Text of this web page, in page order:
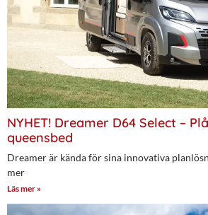
NYHET! Dreamer D64 Select –
queensbed
Dreamer är kända för sina innovativa
mer
Läs mer »